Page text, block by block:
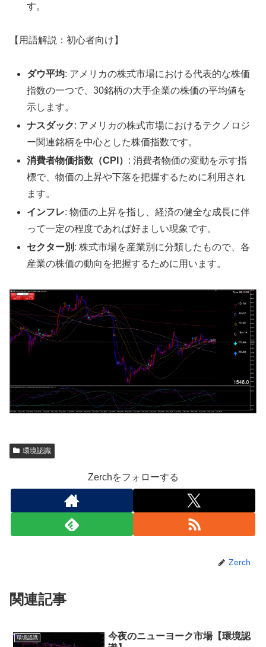
す。
【用語解説：初心者向け】
ダウ平均: アメリカの株式市場における代表的な株価
指数の一つで、30銘柄の大手企業の株価の平均値を
示します。
ナスダック: アメリカの株式市場におけるテクノロジ
ー関連銘柄を中心とした株価指数です。
消費者物価指数（CPI） : 消費者物価の変動を示す指
標で、物価の上昇や下落を把握するために利用され
ます。
インフレ: 物価の上昇を指し、経済の健全な成長に伴
って一定の程度であれば好ましい現象です。
セクター別 : 株式市場を産業別に分類したもので、各
産業の株価の動向を把握するために用います。
環境認識
Zerchをフォローする
Zerch
関連記事
環境認識
今夜のニューヨーク市場【環境認